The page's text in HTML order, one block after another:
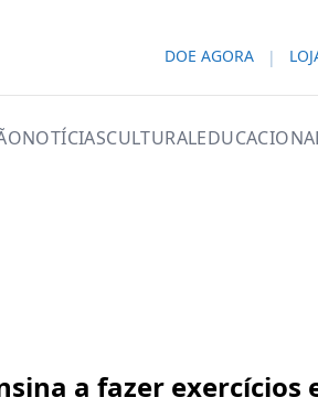
DOE AGORA
NOTÍCIASCULTURAL
a fazer exercícios